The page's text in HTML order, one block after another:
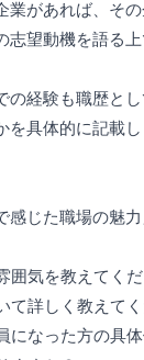
業があれば、そ
志望動機を語る
の経験も職歴と
を具体的に記載
感じた職場の魅
囲気を教えてく
て詳しく教えて
になった方の具